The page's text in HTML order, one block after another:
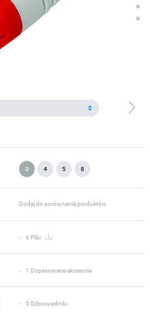
3 4 5 8
Dodaj do porównania produktów
6 Pliki
1 Dopasowane akcesoria
5 Odpowiedniki